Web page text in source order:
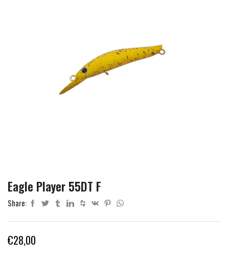
Eagle Player 55DT F
Share:
€28,00